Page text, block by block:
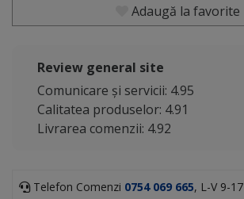
Adaugă la favorite
Review general site
Comunicare și servicii: 4.95
Calitatea produselor: 4.91
Livrarea comenzii: 4.92
Telefon Comenzi 0754 069 665, L-V 9-17